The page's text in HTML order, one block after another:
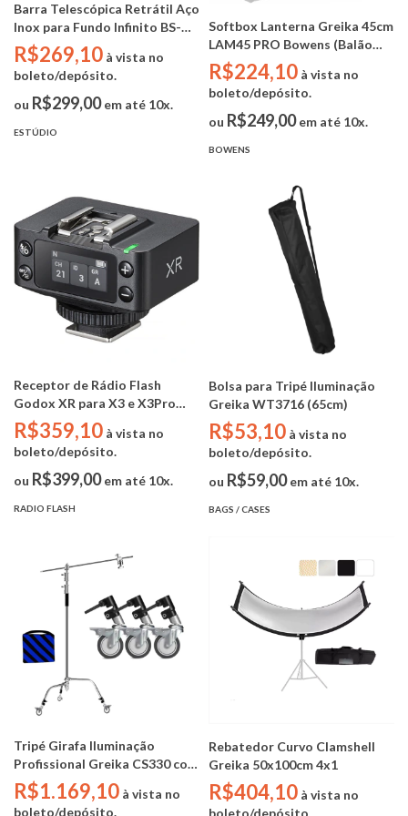
Barra Telescópica Retrátil Aço
Inox para Fundo Infinito BS-
3M ( 3 metros )
R$269,10 à vista no
boleto/depósito.
ou R$299,00em até 10x.
ESTÚDIO
Softbox Lanterna Greika 45cm
LAM45 PRO Bowens (Balão
Chines)
R$224,10 à vista no
boleto/depósito.
ou R$249,00em até 10x.
BOWENS
Receptor de Rádio Flash
Godox XR para X3 e X3Pro
Canon ou Nikon ( 2.4GHz / TTL
/ USBC )
R$359,10 à vista no
boleto/depósito.
ou R$399,00em até 10x.
RADIO FLASH
Bolsa para Tripé Iluminação
Greika WT3716 (65cm)
R$53,10 à vista no
boleto/depósito.
ou R$59,00em até 10x.
BAGS / CASES
Tripé Girafa Iluminação
Profissional Greika CS330 com
Rodas (Aço Inox - base C-
Stand - 3,30m - 30kg - vara
R$1.169,10 à vista no
boleto/depósito.
Rebatedor Curvo Clamshell
Greika 50x100cm 4x1
R$404,10 à vista no
boleto/depósito.